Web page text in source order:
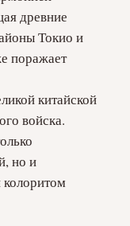
древние
Токио и
поражает
китайской
войска.
но и
колоритом